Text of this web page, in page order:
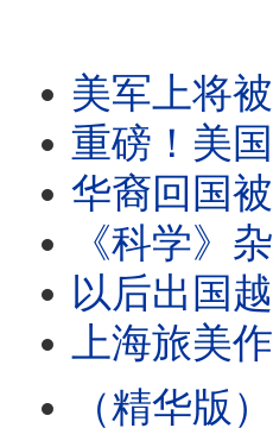
美军上将被“统战”？“
重磅！美国国会49页
华裔回国被强制恢
《科学》杂志爆料！
以后出国越来越难
上海旅美作家程绍蟾
（精华版）美中密信流